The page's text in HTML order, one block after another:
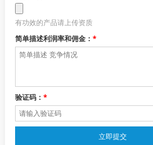
有功效的产品请上传资质
简单描述利润率和佣金： *
验证码： *
立即提交